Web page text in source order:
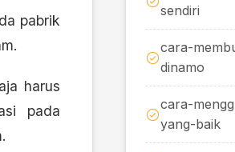
pabrik
harus
pada
sendiri
cara-
dinamo
cara-
yang-baik